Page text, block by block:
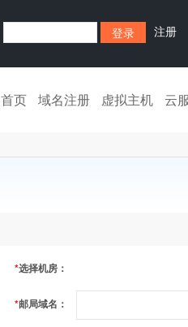
注册
首页 域名注册 虚拟主机 云
*选择机房：
*邮局域名：